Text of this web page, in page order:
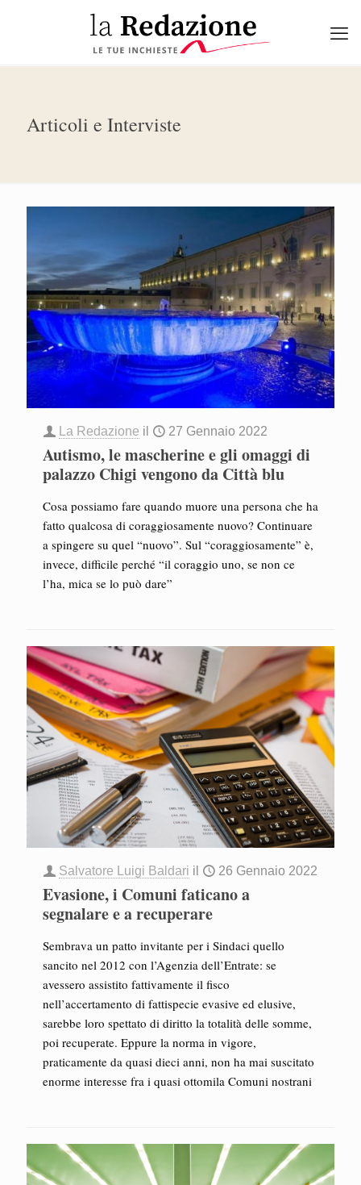
Articoli e Interviste
La Redazione il 27 Gennaio 2022
Autismo, le mascherine e gli omaggi di
palazzo Chigi vengono da Città blu
Cosa possiamo fare quando muore una persona che ha
fatto qualcosa di coraggiosamente nuovo? Continuare
a spingere su quel “nuovo”. Sul “coraggiosamente” è,
invece, difficile perché “il coraggio uno, se non ce
l’ha, mica se lo può dare”
Salvatore Luigi Baldari il 26 Gennaio 2022
Evasione, i Comuni faticano a
segnalare e a recuperare
Sembrava un patto invitante per i Sindaci quello
sancito nel 2012 con l’Agenzia dell’Entrate: se
avessero assistito fattivamente il fisco
nell’accertamento di fattispecie evasive ed elusive,
sarebbe loro spettato di diritto la totalità delle somme,
poi recuperate. Eppure la norma in vigore,
praticamente da quasi dieci anni, non ha mai suscitato
enorme interesse fra i quasi ottomila Comuni nostrani